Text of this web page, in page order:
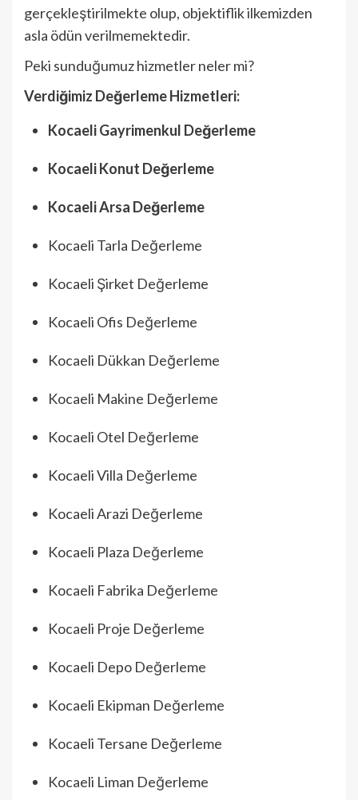
gerçekleştirilmekte olup, objektiflik ilkemizden
asla ödün verilmemektedir.
Peki sunduğumuz hizmetler neler mi?
Verdiğimiz Değerleme Hizmetleri:
Kocaeli Gayrimenkul Değerleme
Kocaeli Konut Değerleme
Kocaeli Arsa Değerleme
Kocaeli Tarla Değerleme
Kocaeli Şirket Değerleme
Kocaeli Ofis Değerleme
Kocaeli Dükkan Değerleme
Kocaeli Makine Değerleme
Kocaeli Otel Değerleme
Kocaeli Villa Değerleme
Kocaeli Arazi Değerleme
Kocaeli Plaza Değerleme
Kocaeli Fabrika Değerleme
Kocaeli Proje Değerleme
Kocaeli Depo Değerleme
Kocaeli Ekipman Değerleme
Kocaeli Tersane Değerleme
Kocaeli Liman Değerleme